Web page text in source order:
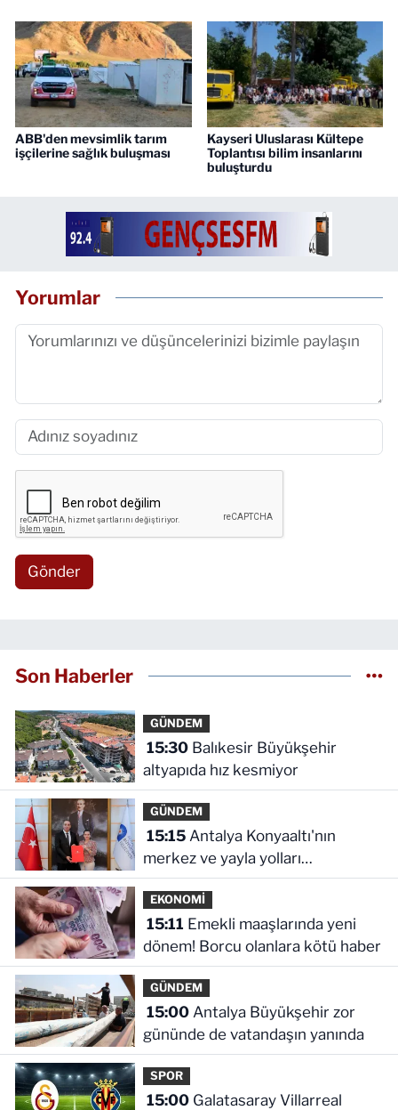
ABB'den mevsimlik tarım
işçilerine sağlık buluşması
Kayseri Uluslarası Kültepe
Toplantısı bilim insanlarını
buluşturdu
Yorumlar
Gönder
Son Haberler
GÜNDEM
15:30Balıkesir Büyükşehir
altyapıda hız kesmiyor
GÜNDEM
15:15Antalya Konyaaltı'nın
merkez ve yayla yolları
yenilenecek
EKONOMİ
15:11
dönem! Borcu olanlara kötü haber
GÜNDEM
15:00Antalya Büyükşehir zor
gününde de vatandaşın yanında
SPOR
15:00Galatasaray Villarreal